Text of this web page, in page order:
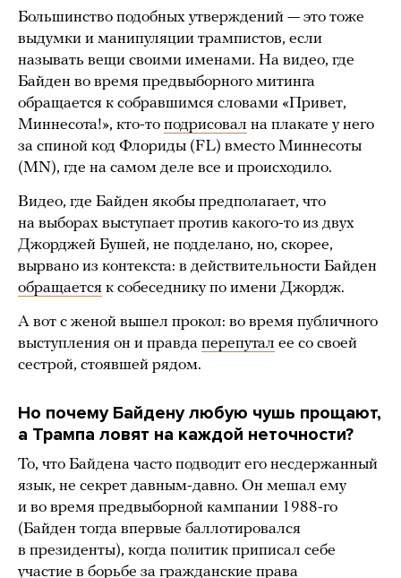
Большинство подобных утверждений — это тоже
выдумки и манипуляции трампистов, если
называть вещи своими именами. На видео, где
Байден во время предвыборного митинга
обращается к собравшимся словами «Привет,
Миннесота!», кто-то подрисовал на плакате у него
за спиной код Флориды (FL) вместо Миннесоты
(MN), где на самом деле все и происходило.
Видео, где Байден якобы предполагает, что
на выборах выступает против какого-то из двух
Джорджей Бушей, не подделано, но, скорее,
вырвано из контекста: в действительности Байден
обращается к собеседнику по имени Джордж.
А вот с женой вышел прокол: во время публичного
выступления он и правда перепутал ее со своей
сестрой, стоявшей рядом.
Но почему Байдену любую чушь прощают,
а Трампа ловят на каждой неточности?
То, что Байдена часто подводит его несдержанный
язык, не секрет давным-давно. Он мешал ему
и во время предвыборной кампании 1988-го
(Байден тогда впервые баллотировался
в президенты), когда политик приписал себе
участие в борьбе за гражданские права